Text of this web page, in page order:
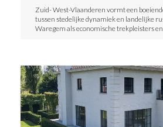
​Zuid- West-Vlaanderen vormt een
tussen stedelijke dynamiek en landelijke
Waregem als economische trekpleisters